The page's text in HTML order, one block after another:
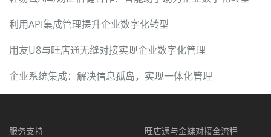
利用API集成管理提升企业数字化转型
用友U8与旺店通无缝对接实现企业数字化管理
企业系统集成：解决信息孤岛，实现一体化管理
服务支持
旺店通与金蝶对接全流程